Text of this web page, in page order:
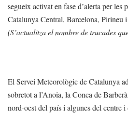
segueix activat en fase d’alerta per les
Catalunya Central, Barcelona, Pirineu
(S’actualitza el nombre de trucades
El Servei Meteorològic de Catalunya
sobretot a l’Anoia, la Conca de
nord-oest del país i algunes del centre